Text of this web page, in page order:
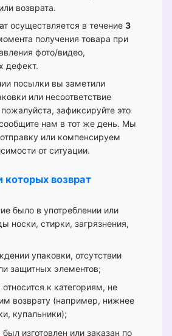
возврата.
осуществляется в течение 3
получения товара при
фото/видео,
дефект.
посылки вы заметили
или несоответствие
зафиксируйте это
нам в тот же день. Мы
или компенсируем
от ситуации.
которых возврат
было в употреблении или
носки, стирки, загрязнения,
упаковки, отсутствии
защитных элементов;
к категориям, не
возврату (например, нижнее
купальники);
изготовлен или заказан по